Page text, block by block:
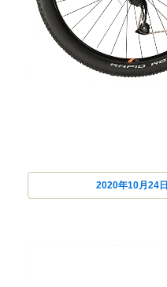
2020年10月24日